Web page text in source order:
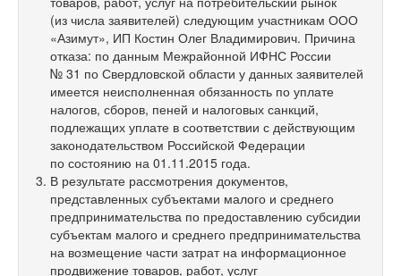
(из числа заявителей) следующим участникам ООО
«Азимут», ИП Костин Олег Владимирович. Причина
отказа: по данным Межрайонной ИФНС России
№ 31 по Свердловской области у данных заявителей
имеется неисполненная обязанность по уплате
налогов, сборов, пеней и налоговых санкций,
подлежащих уплате в соответствии с действующим
законодательством Российской Федерации
по состоянию на 01.11.2015 года.
В результате рассмотрения документов,
представленных субъектами малого и среднего
предпринимательства по предоставлению субсидии
субъектам малого и среднего предпринимательства
на возмещение части затрат на информационное
продвижение товаров, работ, услуг